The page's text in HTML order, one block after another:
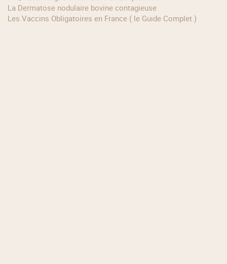
La Dermatose nodulaire bovine contagieuse
Les Vaccins Obligatoires en France ( le Guide Complet )